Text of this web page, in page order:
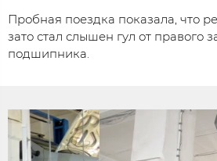
Пробная поездка показала, что
зато стал слышен гул от правого
подшипника.